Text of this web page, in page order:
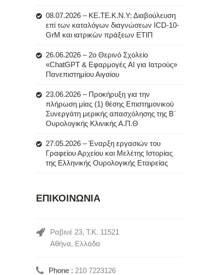
08.07.2026 – ΚΕ.ΤΕ.Κ.Ν.Υ: Διαβούλευση
επί των καταλόγων διαγνώσεων ICD-10-
GrM και ιατρικών πράξεων ΕΤΙΠ
26.06.2026 – 2ο Θερινό Σχολείο
«ChatGPT & Εφαρμογές AI για Ιατρούς»
Πανεπιστημίου Αιγαίου
23.06.2026 – Προκήρυξη για την
πλήρωση μίας (1) θέσης Επιστημονικού
Συνεργάτη μερικής απασχόλησης της Β΄
Ουρολογικής Κλινικής Α.Π.Θ
27.05.2026 – Έναρξη εργασιών του
Γραφείου Αρχείου και Μελέτης Ιστορίας
της Ελληνικής Ουρολογικής Εταιρείας
ΕΠΙΚΟΙΝΩΝΙΑ
Ραβινέ 23, Τ.Κ. 11521
Αθήνα, Ελλάδα
Phone : 210 7223126